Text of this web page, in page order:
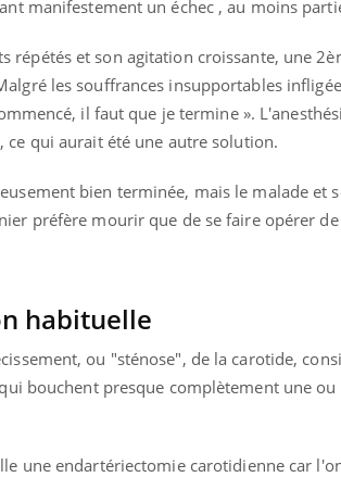
manifestement un échec , au moins
répétés et son agitation croissante, une
les souffrances insupportables
il faut que je termine ».
ce qui aurait été une autre solution.
bien terminée, mais le malade
préfère mourir que de se faire opérer
habituelle
ou "sténose", de la carotide,
bouchent presque complètement une
une endartériectomie carotidienne car